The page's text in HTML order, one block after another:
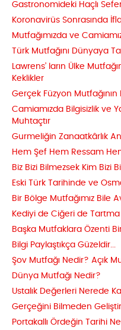
Gastronomideki Haçlı
Koronavirüs Sonrasında
Mutfağımızda ve
Türk Mutfağını Dünyaya
Lawrens’ ların Ülke
Keklikler
Gerçek Füzyon Mutfağının
Camiamızda Bilgisizlik ve
Muhtaçtır
Gurmeliğin Zanaatkârlık
Hem Şef Hem Ressam
Biz Bizi Bilmezsek Kim Bizi
Eski Türk Tarihinde ve
Bir Bölge Mutfağımız Bile
Kediyi de Ciğeri de
Başka Mutfaklara Özenti
Bilgi Paylaştıkça Güzeldir...
Şov Mutfağı Nedir? Açık
Dünya Mutfağı Nedir?
Ustalık Değerleri Nerede
Gerçeğini Bilmeden
Portakallı Ördeğin Tarihi